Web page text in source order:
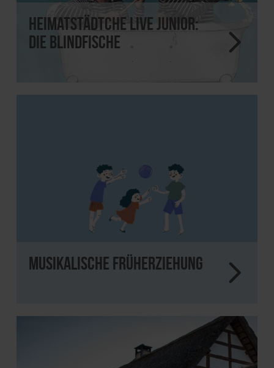
Heimatstädtche Live JUNIOR:
Die Blindfische
Musikalische Früherziehung